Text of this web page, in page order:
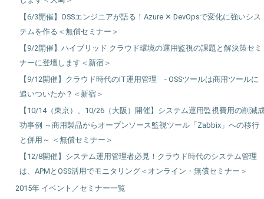
【6/3開催】OSSエンジニアが語る！Azure ✕ DevOpsで変化に強いシス
テムを作る＜無償セミナー＞
【9/2開催】ハイブリッド クラウド環境の運用監視の課題と解決策セミ
ナーに登壇します＜新宿＞
【9/12開催】クラウド時代のIT運用管理 - OSSツールは商用ツールに
追いついたか？＜新宿＞
【10/14（東京）、10/26（大阪）開催】システム運用監視費用の削減
功事例 ～商用製品からオープンソース監視ツール「Zabbix」への移行
と併用～ ＜無償セミナー＞
【12/8開催】システム運用管理者必見！クラウド時代のシステム管理
は、APMとOSS活用でモニタリング＜オンライン・無償セミナー＞
2015年 イベント／セミナー一覧